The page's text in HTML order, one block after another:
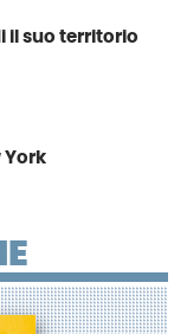
il suo territorio
York